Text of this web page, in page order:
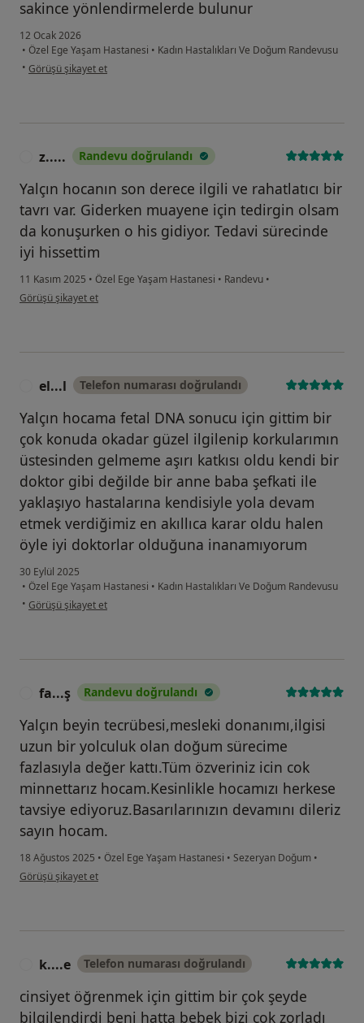
sakince yönlendirmelerde bulunur
12 Ocak 2026
• Özel Ege Yaşam Hastanesi • Kadın Hastalıkları Ve Doğum Randevusu
• kullanıcının görüşüne göre ö....g
Görüşü şikayet et
z..... Randevu doğrulandı
Yalçın hocanın son derece ilgili ve rahatlatıcı bir
tavrı var. Giderken muayene için tedirgin olsam
da konuşurken o his gidiyor. Tedavi sürecinde
iyi hissettim
11 Kasım 2025 • Özel Ege Yaşam Hastanesi • Randevu •
kullanıcının görüşüne göre z.....
Görüşü şikayet et
el...l Telefon numarası doğrulandı
Yalçın hocama fetal DNA sonucu için gittim bir
çok konuda okadar güzel ilgilenip korkularımın
üstesinden gelmeme aşırı katkısı oldu kendi bir
doktor gibi değilde bir anne baba şefkati ile
yaklaşıyo hastalarına kendisiyle yola devam
etmek verdiğimiz en akıllıca karar oldu halen
öyle iyi doktorlar olduğuna inanamıyorum
30 Eylül 2025
• Özel Ege Yaşam Hastanesi • Kadın Hastalıkları Ve Doğum Randevusu
• kullanıcının görüşüne göre el...l
Görüşü şikayet et
fa...ş Randevu doğrulandı
Yalçın beyin tecrübesi,mesleki donanımı,ilgisi
uzun bir yolculuk olan doğum sürecime
fazlasıyla değer kattı.Tüm özveriniz icin cok
minnettarız hocam.Kesinlikle hocamızı herkese
tavsiye ediyoruz.Basarılarınızın devamını dileriz
sayın hocam.
18 Ağustos 2025 • Özel Ege Yaşam Hastanesi • Sezeryan Doğum •
kullanıcının görüşüne göre fa...ş
Görüşü şikayet et
k....e Telefon numarası doğrulandı
cinsiyet öğrenmek için gittim bir çok şeyde
bilgilendirdi beni hatta bebek bizi çok zorladı